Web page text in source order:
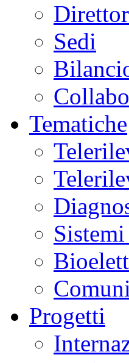
Sedi
Tematiche
Progetti